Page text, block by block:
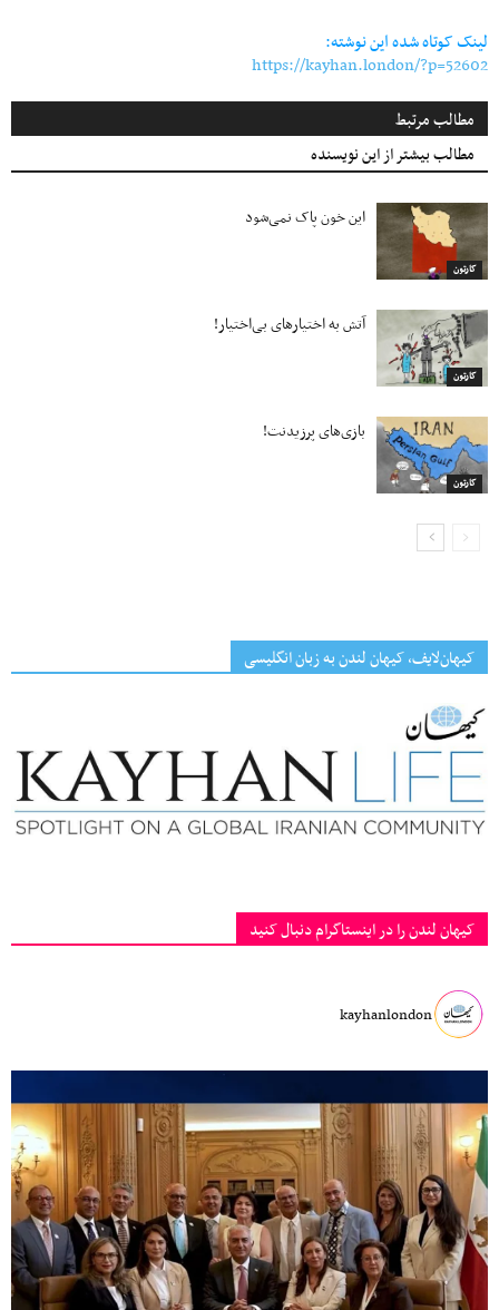
لینک کوتاه شده این نوشته:
https://kayhan.london/?p=52602
مطالب مرتبط
مطالب بیشتر از این نویسنده
کارتون
این خون پاک نمی‌شود
کارتون
آتش به اختیارهای بی‌اختیار!
کارتون
بازی‌های پرزیدنت!
کیهان‌لایف، کیهان لندن به زبان انگلیسی
کیهان لندن را در اینستاگرام دنبال کنید
kayhanlondon